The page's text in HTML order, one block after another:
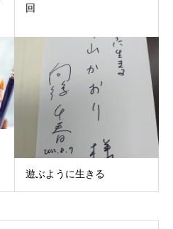
回
遊ぶように生きる